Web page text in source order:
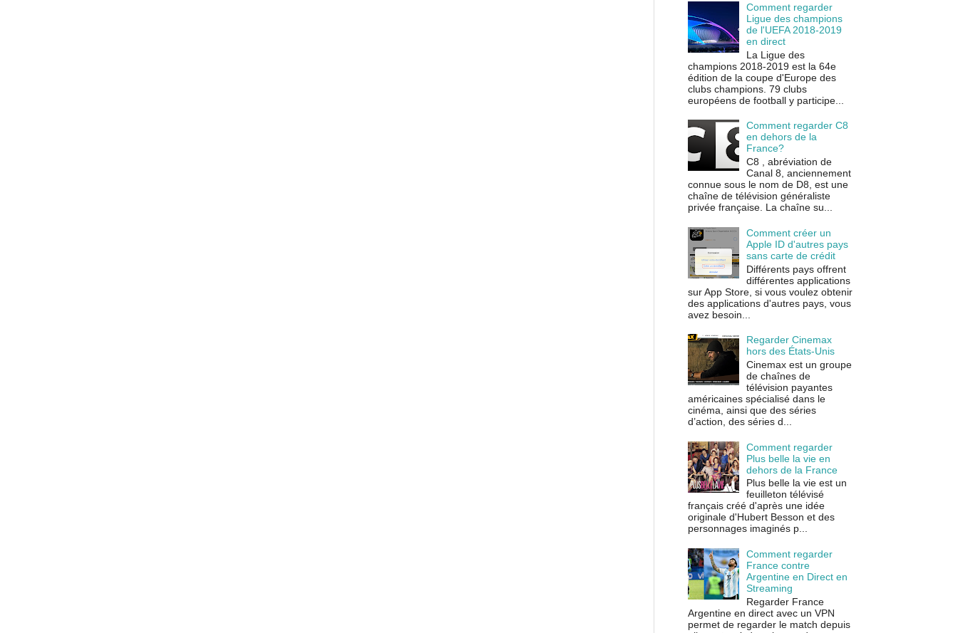
Comment regarder
Ligue des champions
de l'UEFA 2018-2019
en direct
La Ligue des
champions 2018-2019 est la 64e
édition de la coupe d'Europe des
clubs champions. 79 clubs
européens de football y participe...
Comment regarder C8
en dehors de la
France?
C8 , abréviation de
Canal 8, anciennement
connue sous le nom de D8, est une
chaîne de télévision généraliste
privée française. La chaîne su...
Comment créer un
Apple ID d'autres pays
sans carte de crédit
Différents pays offrent
différentes applications
sur App Store, si vous voulez obtenir
des applications d'autres pays, vous
avez besoin...
Regarder Cinemax
hors des États-Unis
Cinemax est un groupe
de chaînes de
télévision payantes
américaines spécialisé dans le
cinéma, ainsi que des séries
d’action, des séries d...
Comment regarder
Plus belle la vie en
dehors de la France
Plus belle la vie est un
feuilleton télévisé
français créé d'après une idée
originale d'Hubert Besson et des
personnages imaginés p...
Comment regarder
France contre
Argentine en Direct en
Streaming
Regarder France
Argentine en direct avec un VPN
permet de regarder le match depuis